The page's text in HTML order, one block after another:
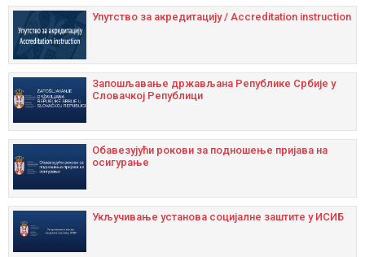
Упутство за акредитацију / Accreditation instruction
Запошљавање држављана Републике Србије у
Словачкој Републици
Oбавезујући рокови за подношење пријава на
осигурање
Укључивање установа социјалне заштите у ИСИБ